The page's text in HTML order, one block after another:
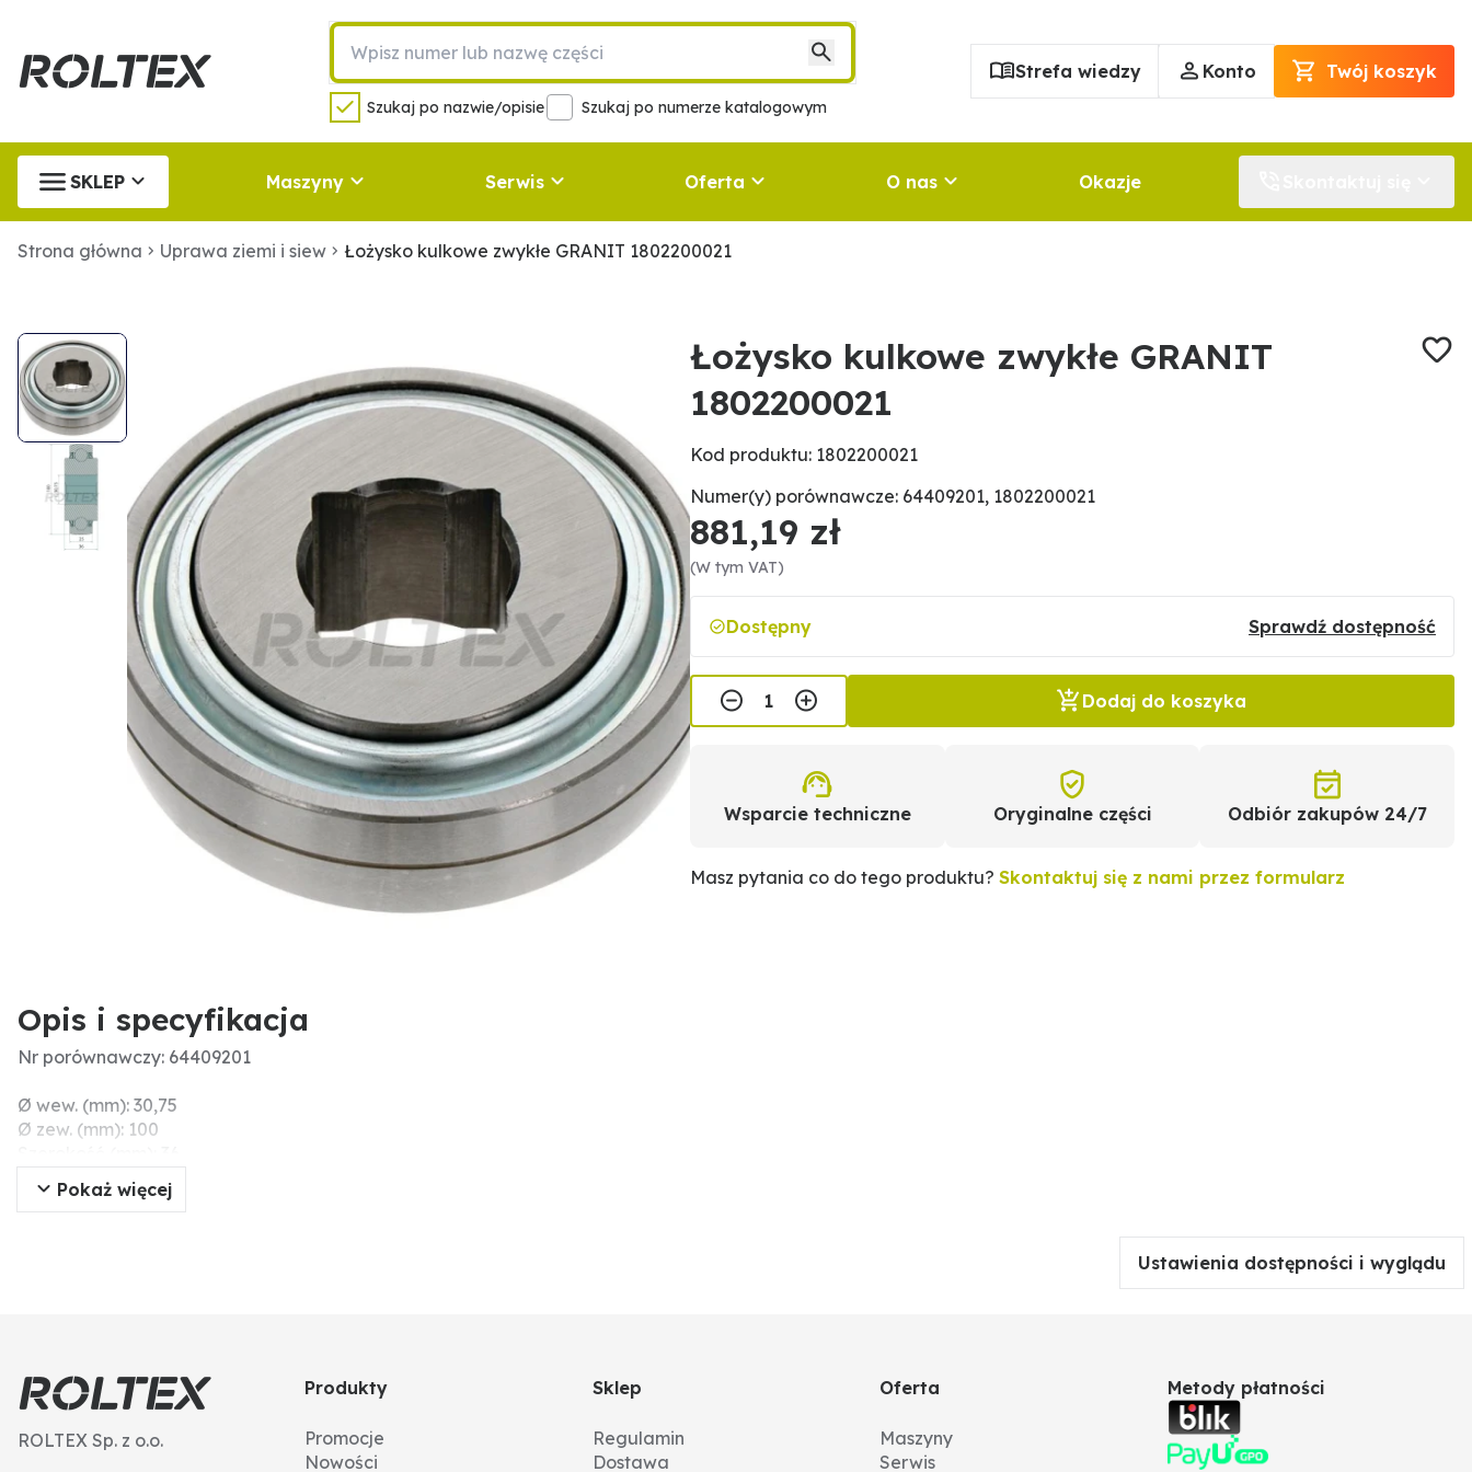
Szukaj po nazwie/opisie Szukaj po numerze katalogowym
Strefa wiedzy Konto Twój koszyk
SKLEP Maszyny Serwis Oferta O nas Okazje
Strona główna Uprawa ziemi i siew Łożysko kulkowe zwykłe GRANIT 1802200021
Łożysko kulkowe zwykłe GRANIT
1802200021
Kod produktu: 1802200021
Numer(y) porównawcze: 64409201, 1802200021
881,19 zł
(W tym VAT)
Dostępny Sprawdź dostępność
Dodaj do koszyka
Wsparcie techniczne Oryginalne części Odbiór zakupów 24/7
Masz pytania co do tego produktu?Skontaktuj się z nami przez formularz
Opis i specyfikacja
Nr porównawczy: 64409201
Ø wew. (mm): 30,75
Ø zew. (mm): 100
Pokaż więcej
Ustawienia dostępności i wyglądu
ROLTEX Sp. z o.o.
Produkty
Promocje
Nowości
Sklep
Regulamin
Dostawa
Oferta
Maszyny
Serwis
Metody płatności